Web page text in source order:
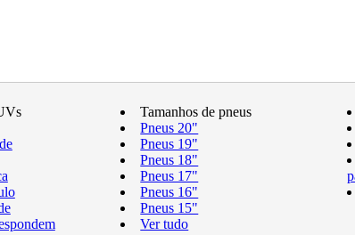
Tamanhos de pneus
Pneus 20"
Pneus 19"
Pneus 18"
Pneus 17"
Pneus 16"
Pneus 15"
Ver tudo